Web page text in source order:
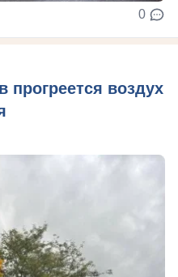
0
прогреется воздух